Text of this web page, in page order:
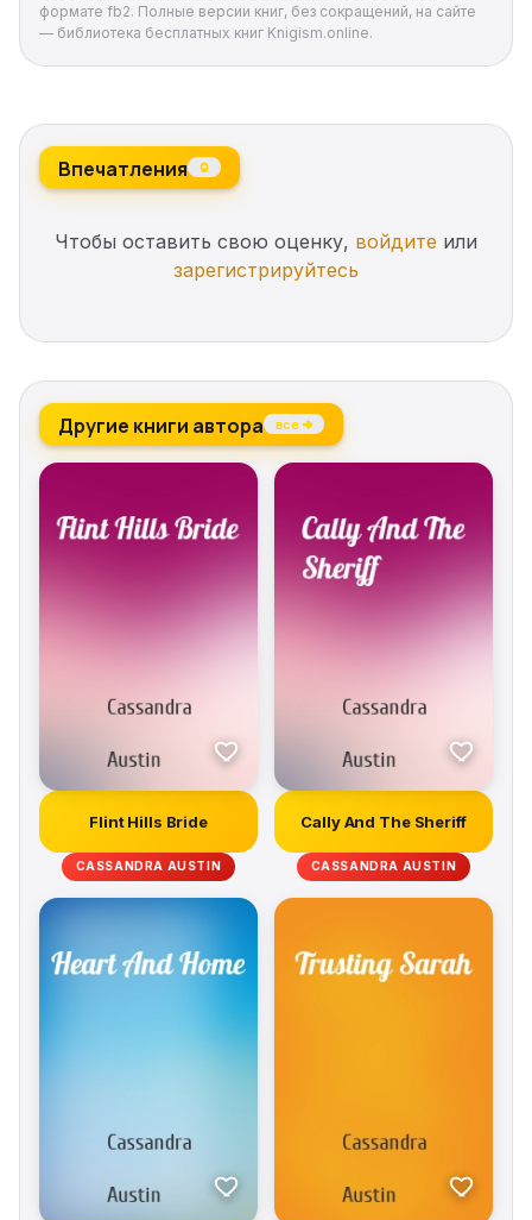
формате fb2. Полные версии книг, без сокращений, на сайте
— библиотека бесплатных книг Knigism.online.
Впечатления 0
Чтобы оставить свою оценку, войдите или
зарегистрируйтесь
Другие книги автора все →
Flint Hills Bride
CASSANDRA AUSTIN
Cally And The Sheriff
CASSANDRA AUSTIN